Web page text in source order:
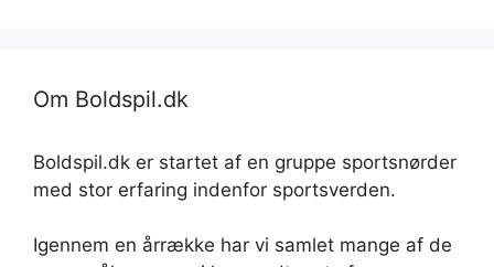
Om Boldspil.dk
Boldspil.dk er startet af en gruppe sportsnørder
med stor erfaring indenfor sportsverden.
Igennem en årrække har vi samlet mange af de